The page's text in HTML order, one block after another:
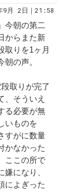
9月 2日｜21:58
今朝の第二
からまた新
取りを1ヶ月
の声。
取りが完了
、そういえ
る必要が無
いものを
すがに数量
かなかった
ここの所で
になり、
によぎった